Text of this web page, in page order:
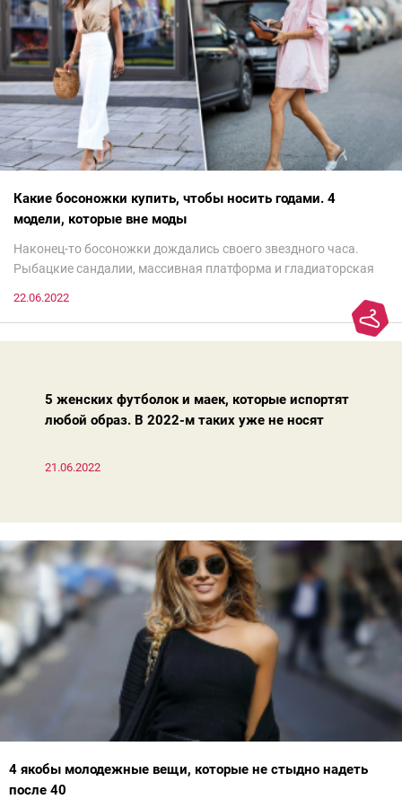
Какие босоножки купить, чтобы носить годами. 4
модели, которые вне моды
Наконец-то босоножки дождались своего звездного часа.
Рыбацкие сандалии, массивная платформа и гладиаторская
модно, совсем не обязательно бежать за ними в магазин.
Достаточно лишь провести ревизию прошлогодних покупок.
22.06.2022
5 женских футболок и маек, которые испортят
любой образ. В 2022-м таких уже не носят
21.06.2022
4 якобы молодежные вещи, которые не стыдно надеть
после 40